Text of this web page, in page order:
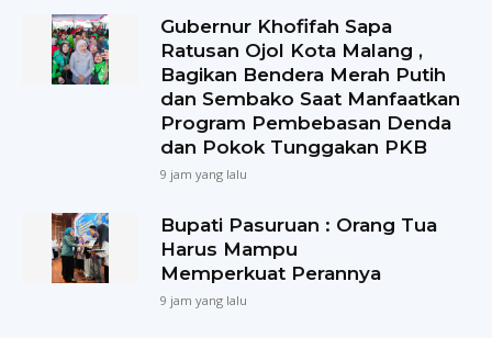
Gubernur Khofifah Sapa
Ratusan Ojol Kota Malang ,
Bagikan Bendera Merah Putih
dan Sembako Saat Manfaatkan
Program Pembebasan Denda
dan Pokok Tunggakan PKB
9 jam yang lalu
Bupati Pasuruan : Orang Tua
Harus Mampu
Memperkuat Perannya
9 jam yang lalu